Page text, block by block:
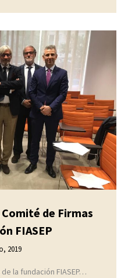
de Firmas
FIASEP
2019
la fundación FIASEP…